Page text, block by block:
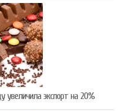
увеличила экспорт на 20%